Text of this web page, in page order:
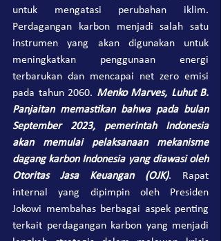
untuk mengatasi perubahan iklim.
Perdagangan karbon menjadi salah satu
instrumen yang akan digunakan untuk
meningkatkan penggunaan energi
terbarukan dan mencapai net zero emisi
pada tahun 2060. Menko Marves, Luhut B.
Panjaitan memastikan bahwa pada bulan
September 2023, pemerintah Indonesia
akan memulai pelaksanaan mekanisme
dagang karbon Indonesia yang diawasi oleh
Otoritas Jasa Keuangan (OJK). Rapat
internal yang dipimpin oleh Presiden
Jokowi membahas berbagai aspek penting
terkait perdagangan karbon yang menjadi